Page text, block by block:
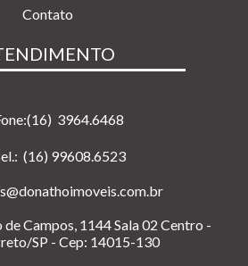
Contato
3964.6468
(16) 99608.6523
de Campos, 1144 Sala 02 Centro -
SP - Cep: 14015-130